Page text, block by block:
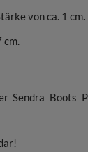
von ca. 1 cm.
cm.
Sendra Boots